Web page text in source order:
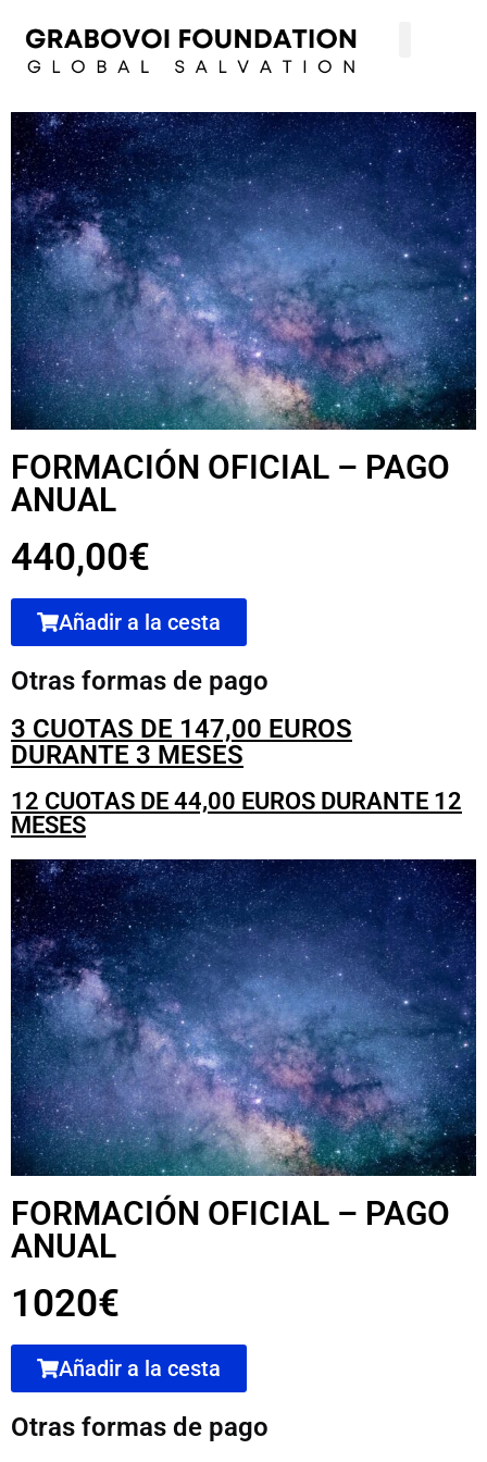
FORMACIÓN OFICIAL – PAGO
ANUAL
440,00€
Añadir a la cesta
Otras formas de pago
3 CUOTAS DE 147,00 EUROS
DURANTE 3 MESES
12 CUOTAS DE 44,00 EUROS DURANTE 12
MESES
FORMACIÓN OFICIAL – PAGO
ANUAL
1020€
Añadir a la cesta
Otras formas de pago